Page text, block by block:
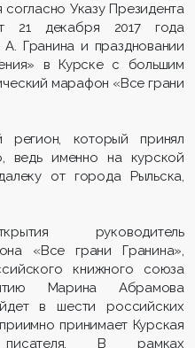
Указу Президента
21 декабря 2017 года
Гранина и праздновании
в Курске с большим
марафон «Все грани
регион, который принял
ведь именно на курской
от города Рыльска,
руководитель
«Все грани Гранина»,
книжного союза
Марина Абрамова
в шести российских
принимает Курская
В рамках